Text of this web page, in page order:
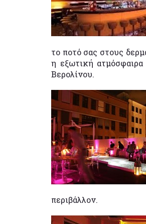
το ποτό σας στους
η εξωτική
Βερολίνου.
περιβάλλον.